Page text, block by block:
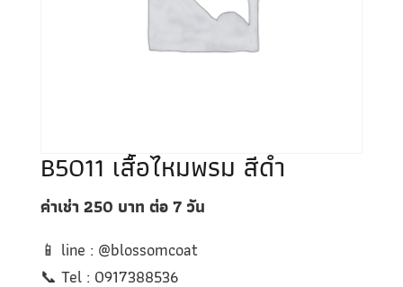
B5011 เสื้อไหมพรม สีดำ
ค่าเช่า 250 บาท ต่อ 7 วัน
📱 line : @blossomcoat
📞 Tel : 0917388536